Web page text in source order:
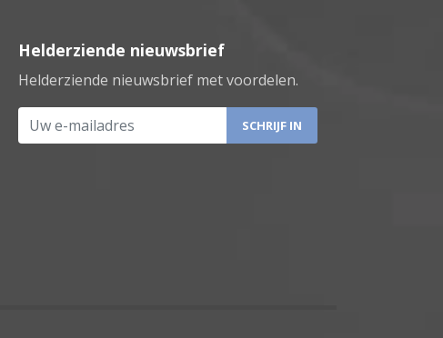
Helderziende nieuwsbrief
Helderziende nieuwsbrief met voordelen.
Uw e-mailadres